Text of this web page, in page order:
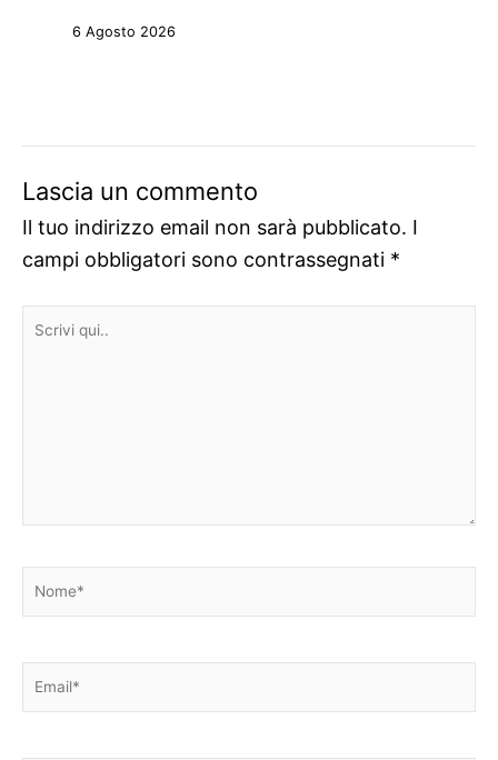
6 Agosto 2026
Lascia un commento
Il tuo indirizzo email non sarà pubblicato. I
campi obbligatori sono contrassegnati *
Scrivi
Nome*
Email*